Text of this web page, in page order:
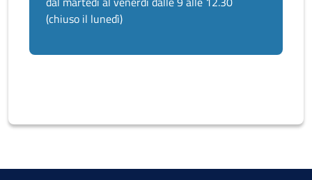
(chiuso il lunedì)